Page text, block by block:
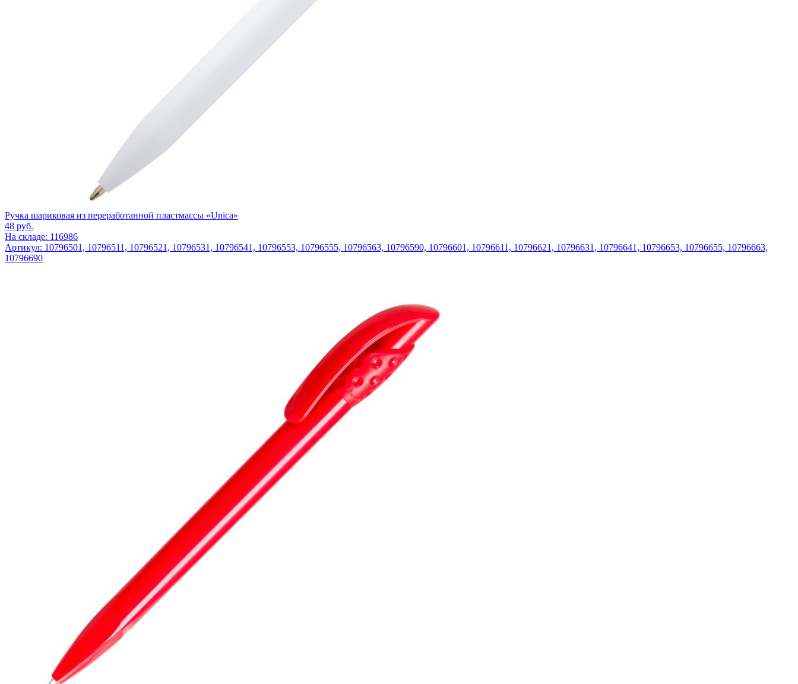
Ручка шариковая из переработанной пластмассы «Unica»
48 руб.
На складе: 116986
Артикул: 10796501, 10796511, 10796521, 10796531, 10796541, 10796553, 10796555, 10796563, 10796590, 10796601, 10796611, 10796621, 10796631, 10796641, 10796653, 10796655, 10796663,
10796690